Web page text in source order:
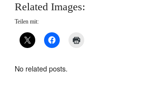
Related Images:
Teilen mit:
No related posts.